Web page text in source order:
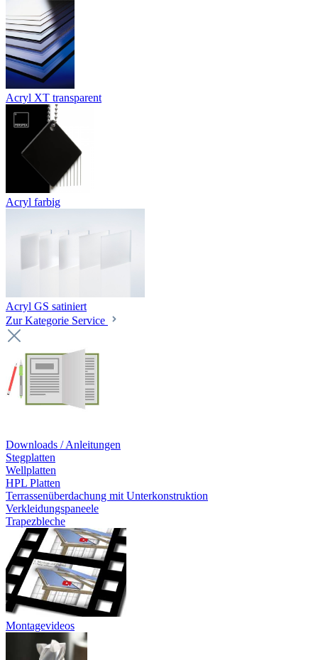
Acryl XT transparent
Acryl farbig
Acryl GS satiniert
Zur Kategorie Service
Downloads / Anleitungen
Stegplatten
Wellplatten
HPL Platten
Terrassenüberdachung mit Unterkonstruktion
Verkleidungspaneele
Trapezbleche
Montagevideos